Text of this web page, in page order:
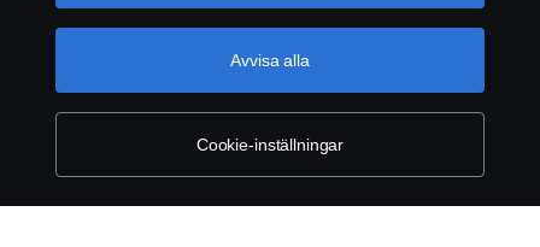
© Copyright Scania 2026 All rights reserved. Scania
CV AB (publ), SE-151 87 Södertälje, Sweden, Tel:
+46-8-55 38 10 00
Cookie-inställningar
Avvisa alla